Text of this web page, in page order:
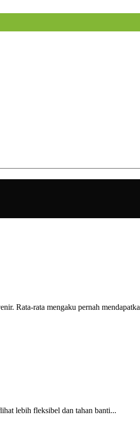
Rata-rata mengaku pernah
lebih fleksibel dan tahan banti...